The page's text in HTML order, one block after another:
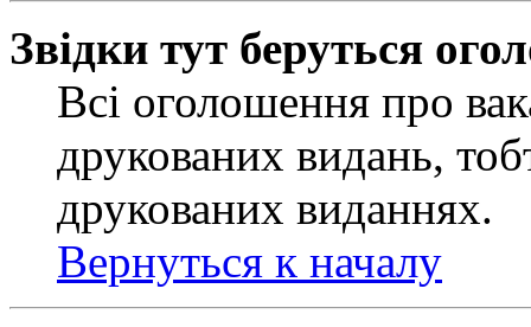
Звідки тут беруться
Всі оголошення про
друкованих видань,
друкованих виданнях.
Вернуться к началу